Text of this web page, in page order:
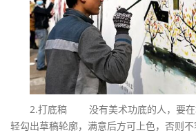
2.打底稿 没有美术功底的人，要在
轻勾出草稿轮廓，满意后方可上色，否则